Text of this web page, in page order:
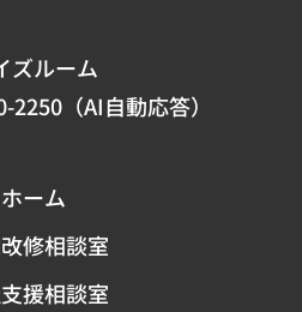
ズルーム
2250（AI自動応答）
ホーム
修相談室
援相談室